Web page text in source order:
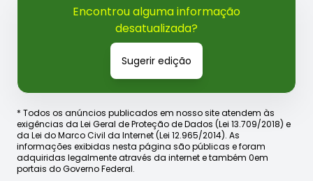
Encontrou alguma informação
desatualizada?
Sugerir edição
* Todos os anúncios publicados em nosso site atendem às
exigências da Lei Geral de Proteção de Dados (Lei 13.709/2018) e
da Lei do Marco Civil da Internet (Lei 12.965/2014). As
informações exibidas nesta página são públicas e foram
adquiridas legalmente através da internet e também 0em
portais do Governo Federal.